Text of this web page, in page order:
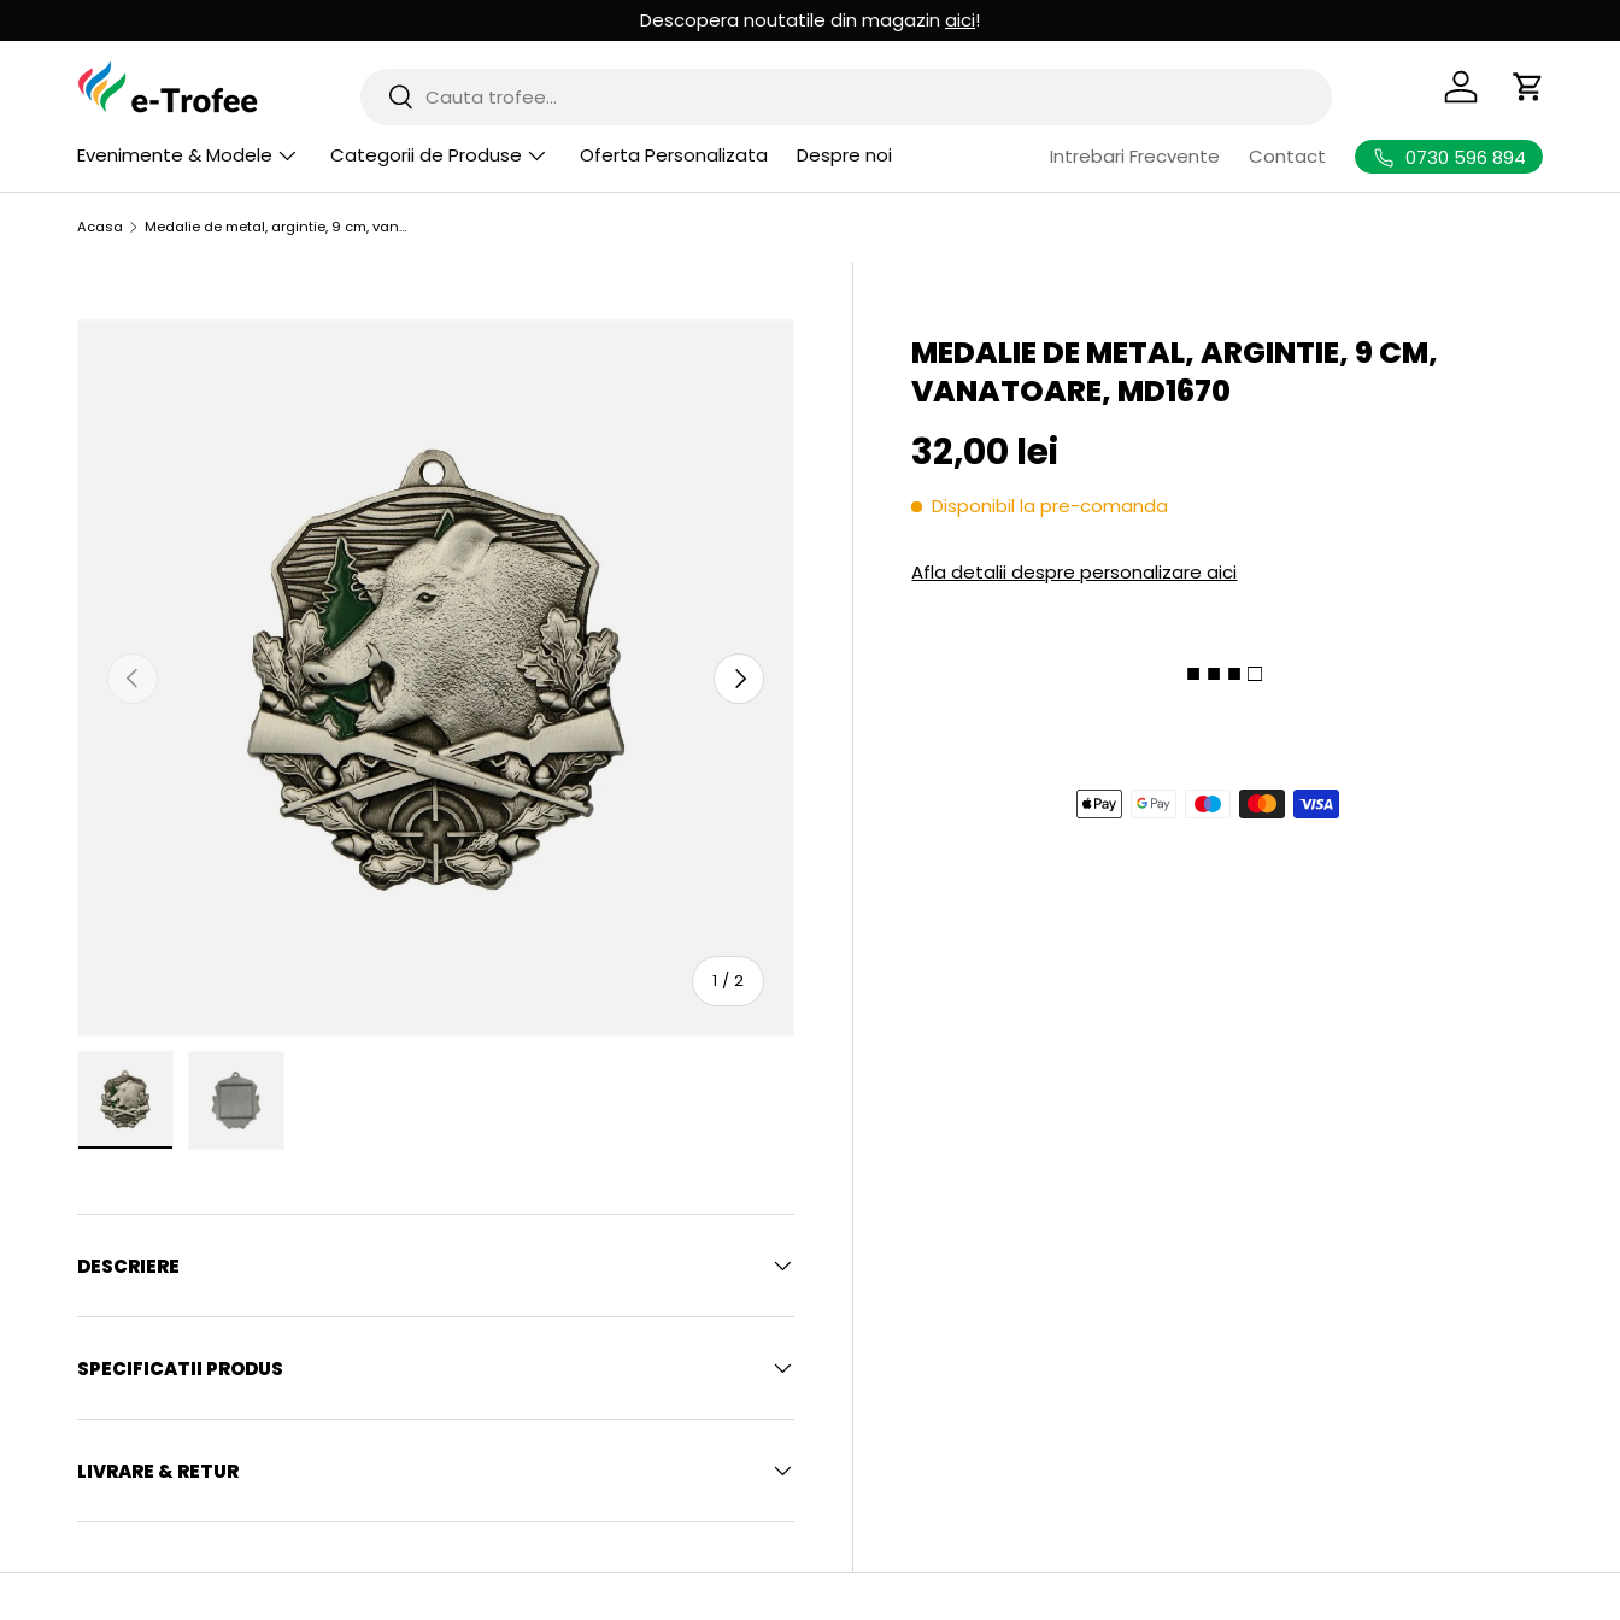
MERGI LA CONTINUT
Descopera noutatile din magazin aici!
Cauta
Cauta Logheaza-te
Cos de
Evenimente & Modele Categorii de Produse Oferta Personalizata Despre noi Intrebari Frecvente Contact 0730 596 894
Acasa Medalie de metal, argintie, 9 cm, vanatoare, MD1670
ANTERIOR
1 /sau
2
URMATOR
MEDALIE DE METAL, ARGINTIE, 9 CM,
VANATOARE, MD1670
Pret initial
32,00 lei
Disponibil la pre-comanda
Afla detalii despre personalizare aici
■ ■ ■ □
DESCRIERE
SPECIFICATII PRODUS
LIVRARE & RETUR